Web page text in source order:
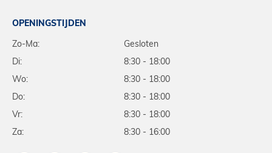
OPENINGSTIJDEN
Zo-Ma:
Gesloten
Di:
8:30 - 18:00
Wo:
8:30 - 18:00
Do:
8:30 - 18:00
Vr:
8:30 - 18:00
Za:
8:30 - 16:00